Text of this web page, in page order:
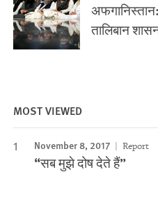
Image
तालिबान
MOST VIEWED
November 8, 2017 Report
“सब मुझे दोष देते हैं”